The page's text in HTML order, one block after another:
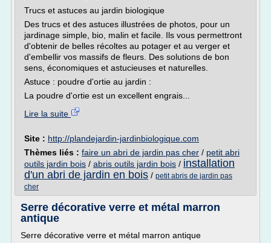
Trucs et astuces au jardin biologique
Des trucs et des astuces illustrées de photos, pour un
jardinage simple, bio, malin et facile. Ils vous permettront
d'obtenir de belles récoltes au potager et au verger et
d'embellir vos massifs de fleurs. Des solutions de bon
sens, économiques et astucieuses et naturelles.
Astuce : poudre d'ortie au jardin :
La poudre d'ortie est un excellent engrais...
Lire la suite
Site : http://plandejardin-jardinbiologique.com
Thèmes liés : faire un abri de jardin pas cher / petit abri
outils jardin bois / abris outils jardin bois / installation
d'un abri de jardin en bois / petit abris de jardin pas
cher
Serre décorative verre et métal marron
antique
Serre décorative verre et métal marron antique